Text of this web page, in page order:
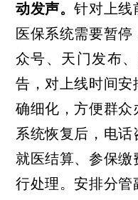
动发声。针对上线
医保系统需要暂
众号、天门发布
告，对上线时间
确细化，方便群众
系统恢复后，电
就医结算、参保
行处理。安排分